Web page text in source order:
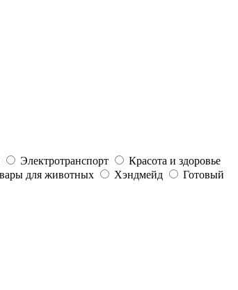
Электротранспорт
Красота и здоровье
для животных Хэндмейд
Готовый